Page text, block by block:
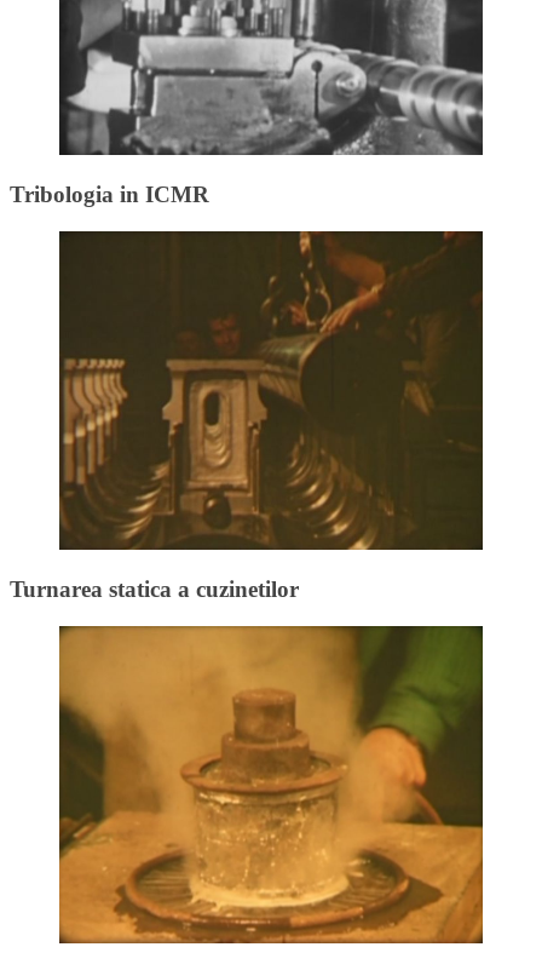
Tribologia in ICMR
Turnarea statica a cuzinetilor